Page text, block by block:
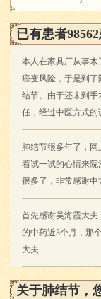
已有患者
本人在家具厂从事
癌变风险，于是到了
结节。由于还未到
任，经过中医方式的
肺结节很多年了，
着试一试的心情来
很多了，非常感谢中
首先感谢吴海霞大夫
的中药近3个月，那
大夫
关于肺结节，